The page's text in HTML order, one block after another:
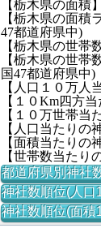
【栃木県の面積
【栃木県の面積
47都道府県中)
【栃木県の世帯
【栃木県の世帯
国47都道府県中)
【人口１０万人
【１０Km四方
【１０万世帯当
【人口当たりの
【面積当たりの
【世帯数当たり
都道府県別神社
神社数順位(人口
神社数順位(面積